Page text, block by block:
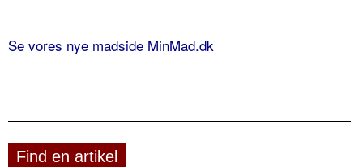
Se vores nye madside MinMad.dk
Find en artikel